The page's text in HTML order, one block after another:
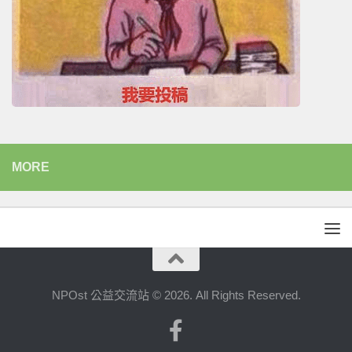
MORE
NPOst 公益交流站 © 2026. All Rights Reserved.